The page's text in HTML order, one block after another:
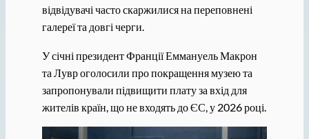
відвідувачі часто скаржилися на переповнені
галереї та довгі черги.
У січні президент Франції Еммануель Макрон
та Лувр оголосили про покращення музею та
запропонували підвищити плату за вхід для
жителів країн, що не входять до ЄС, у 2026 році.